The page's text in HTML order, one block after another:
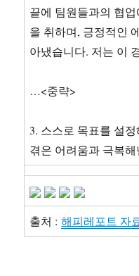
끝에 팀원들과의 협
을 취하며, 긍정적인
아냈습니다. 저는 이
…<중략>
3. 스스로 목표를 설
겪은 어려움과 극복
출처 :해피레포트 자